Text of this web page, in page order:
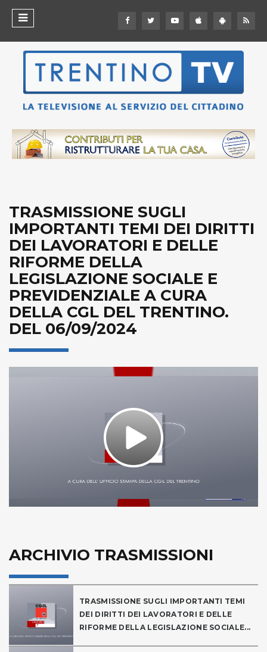
TRASMISSIONE SUGLI
IMPORTANTI TEMI DEI DIRITTI
DEI LAVORATORI E DELLE
RIFORME DELLA
LEGISLAZIONE SOCIALE E
PREVIDENZIALE A CURA
DELLA CGL DEL TRENTINO.
DEL 06/09/2024
Play
Video
ARCHIVIO TRASMISSIONI
TRASMISSIONE SUGLI IMPORTANTI TEMI
DEI DIRITTI DEI LAVORATORI E DELLE
RIFORME DELLA LEGISLAZIONE SOCIALE...